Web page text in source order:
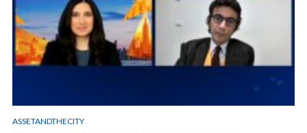
ASSETANDTHECITY